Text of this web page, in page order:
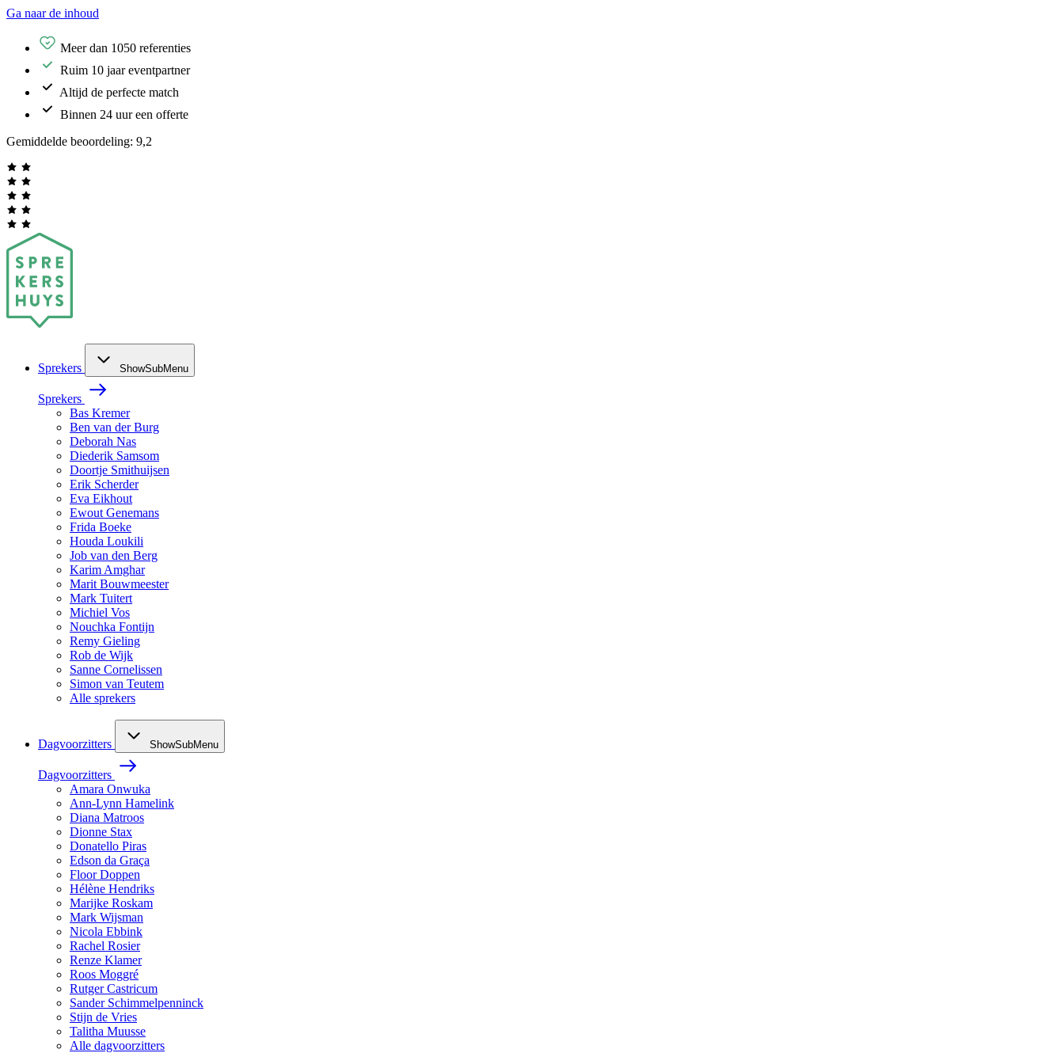
Ga naar de inhoud
Meer dan 1050 referenties
Ruim 10 jaar eventpartner
Altijd de perfecte match
Binnen 24 uur een offerte
Gemiddelde beoordeling: 9,2
Sprekers ShowSubMenu
Sprekers
Bas Kremer
Ben van der Burg
Deborah Nas
Diederik Samsom
Doortje Smithuijsen
Erik Scherder
Eva Eikhout
Ewout Genemans
Frida Boeke
Houda Loukili
Job van den Berg
Karim Amghar
Marit Bouwmeester
Mark Tuitert
Michiel Vos
Nouchka Fontijn
Remy Gieling
Rob de Wijk
Sanne Cornelissen
Simon van Teutem
Alle sprekers
Dagvoorzitters ShowSubMenu
Dagvoorzitters
Amara Onwuka
Ann-Lynn Hamelink
Diana Matroos
Dionne Stax
Donatello Piras
Edson da Graça
Floor Doppen
Hélène Hendriks
Marijke Roskam
Mark Wijsman
Nicola Ebbink
Rachel Rosier
Renze Klamer
Roos Moggré
Rutger Castricum
Sander Schimmelpenninck
Stijn de Vries
Talitha Muusse
Alle dagvoorzitters